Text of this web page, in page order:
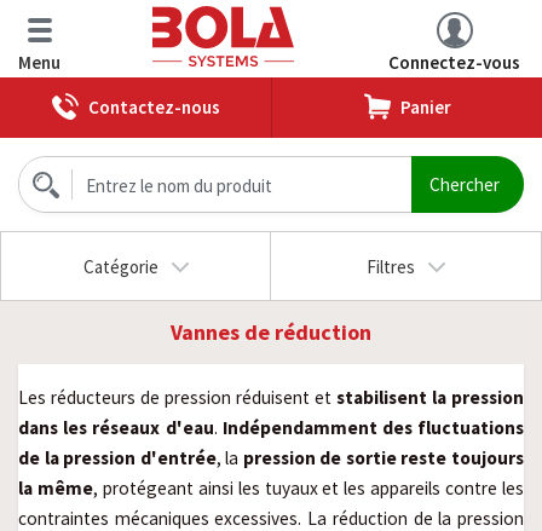
Menu
Connectez-vous
Contactez-nous
Panier
Catégorie Filtres
Vannes de réduction
Les réducteurs de pression réduisent et stabilisent la pression
dans les réseaux d'eau. Indépendamment des fluctuations
de la pression d'entrée, la pression de sortie reste toujours
la même, protégeant ainsi les tuyaux et les appareils contre les
contraintes mécaniques excessives. La réduction de la pression